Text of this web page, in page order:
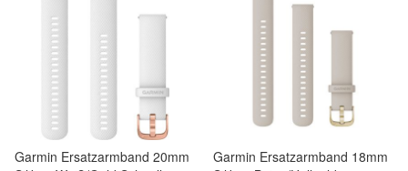
Garmin Ersatzarmband 20mm
Garmin Ersatzarmband 18mm